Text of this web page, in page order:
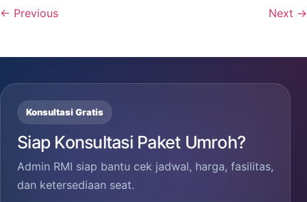
← Previous Next →
Konsultasi Gratis
Siap Konsultasi Paket Umroh?
Admin RMI siap bantu cek jadwal, harga, fasilitas,
dan ketersediaan seat.